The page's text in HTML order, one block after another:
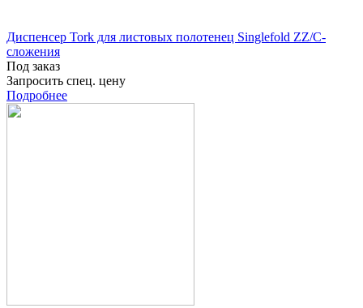
Диспенсер Tork для листовых полотенец Singlefold ZZ/C-
сложения
Под заказ
Запросить спец. цену
Подробнее